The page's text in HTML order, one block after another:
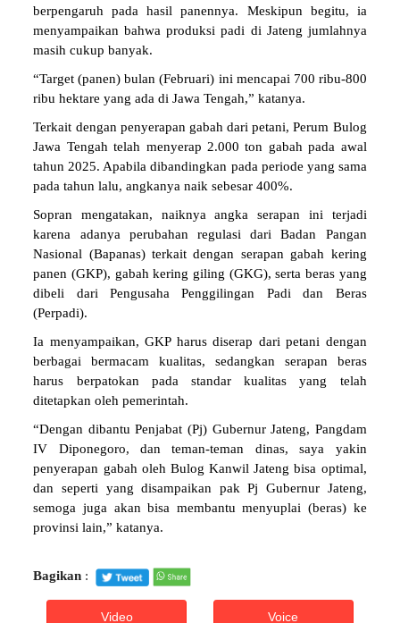
berpengaruh pada hasil panennya. Meskipun begitu, ia
menyampaikan bahwa produksi padi di Jateng jumlahnya
masih cukup banyak.
“Target (panen) bulan (Februari) ini mencapai 700 ribu-800
ribu hektare yang ada di Jawa Tengah,” katanya.
Terkait dengan penyerapan gabah dari petani, Perum Bulog
Jawa Tengah telah menyerap 2.000 ton gabah pada awal
tahun 2025. Apabila dibandingkan pada periode yang sama
pada tahun lalu, angkanya naik sebesar 400%.
Sopran mengatakan, naiknya angka serapan ini terjadi
karena adanya perubahan regulasi dari Badan Pangan
Nasional (Bapanas) terkait dengan serapan gabah kering
panen (GKP), gabah kering giling (GKG), serta beras yang
dibeli dari Pengusaha Penggilingan Padi dan Beras
(Perpadi).
Ia menyampaikan, GKP harus diserap dari petani dengan
berbagai bermacam kualitas, sedangkan serapan beras
harus berpatokan pada standar kualitas yang telah
ditetapkan oleh pemerintah.
“Dengan dibantu Penjabat (Pj) Gubernur Jateng, Pangdam
IV Diponegoro, dan teman-teman dinas, saya yakin
penyerapan gabah oleh Bulog Kanwil Jateng bisa optimal,
dan seperti yang disampaikan pak Pj Gubernur Jateng,
semoga juga akan bisa membantu menyuplai (beras) ke
provinsi lain,” katanya.
Bagikan :
Video Voice